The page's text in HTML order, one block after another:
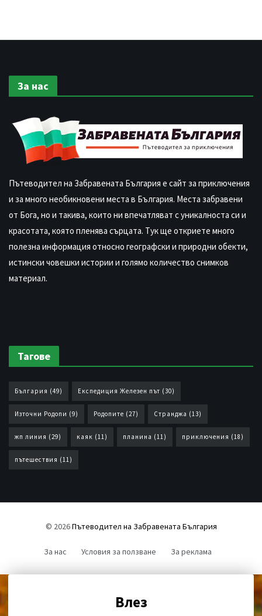
За нас
Пътеводител на Забравената България е сайт за приключения
и за много необикновени места в България. Места забравени
от Бога, но и такива, които ни впечатляват с уникалноста си и
красотата, която пленява сърцата. Тук ще откриете много
полезна информация относно географски и природни обекти,
истински човешки истории и голямо количество снимков
материал.
Тагове
България (49) Експедиция Железен път (30)
Източни Родопи (9) Родопите (27) Странджа (13)
жп линия (29) каяк (11) планина (11) приключения (18)
пътешествия (11)
© 2026Пътеводител на Забравената България
За нас Условия за ползване За реклама
Влез